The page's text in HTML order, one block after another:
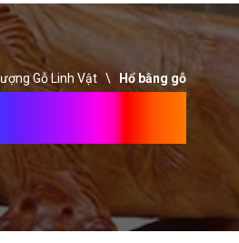
Gỗ Linh Vật\ Hổ bằng gỗ